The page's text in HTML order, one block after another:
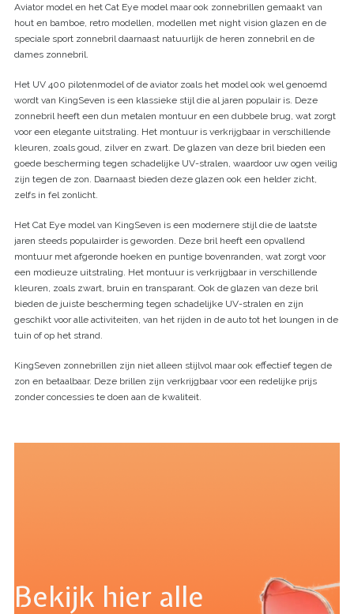
Aviator model en het Cat Eye model maar ook zonnebrillen gemaakt van
hout en bamboe, retro modellen, modellen met night vision glazen en de
speciale sport zonnebril daarnaast natuurlijk de heren zonnebril en de
dames zonnebril.
Het UV 400 pilotenmodel of de aviator zoals het model ook wel genoemd
wordt van KingSeven is een klassieke stijl die al jaren populair is. Deze
zonnebril heeft een dun metalen montuur en een dubbele brug, wat zorgt
voor een elegante uitstraling. Het montuur is verkrijgbaar in verschillende
kleuren, zoals goud, zilver en zwart. De glazen van deze bril bieden een
goede bescherming tegen schadelijke UV-stralen, waardoor uw ogen veilig
zijn tegen de zon. Daarnaast bieden deze glazen ook een helder zicht,
zelfs in fel zonlicht.
Het Cat Eye model van KingSeven is een modernere stijl die de laatste
jaren steeds populairder is geworden. Deze bril heeft een opvallend
montuur met afgeronde hoeken en puntige bovenranden, wat zorgt voor
een modieuze uitstraling. Het montuur is verkrijgbaar in verschillende
kleuren, zoals zwart, bruin en transparant. Ook de glazen van deze bril
bieden de juiste bescherming tegen schadelijke UV-stralen en zijn
geschikt voor alle activiteiten, van het rijden in de auto tot het loungen in de
tuin of op het strand.
KingSeven zonnebrillen zijn niet alleen stijlvol maar ook effectief tegen de
zon en betaalbaar. Deze brillen zijn verkrijgbaar voor een redelijke prijs
zonder concessies te doen aan de kwaliteit.
Bekijk hier alle